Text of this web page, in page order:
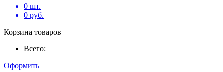
0 шт.
0 руб.
Корзина товаров
Всего:
Оформить